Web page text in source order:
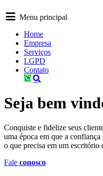
Menu principal
Home
Empresa
Serviços
LGPD
Contato
Seja bem
Conquiste e fidelize seus
uma época em que a
o que precisa em um escritório
Fale conosco